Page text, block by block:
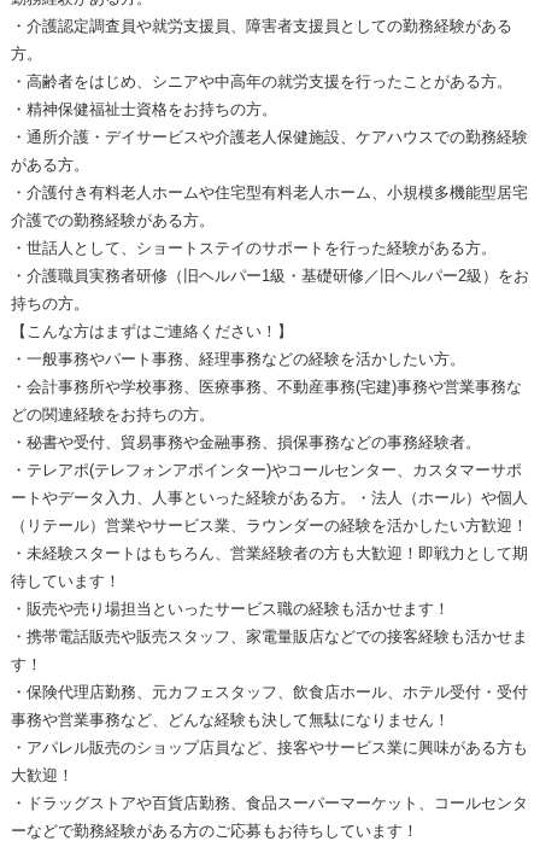
・介護認定調査員や就労支援員、障害者支援員としての勤務経験がある
方。
・高齢者をはじめ、シニアや中高年の就労支援を行ったことがある方。
・精神保健福祉士資格をお持ちの方。
・通所介護・デイサービスや介護老人保健施設、ケアハウスでの勤務経験
がある方。
・介護付き有料老人ホームや住宅型有料老人ホーム、小規模多機能型居宅
介護での勤務経験がある方。
・世話人として、ショートステイのサポートを行った経験がある方。
・介護職員実務者研修（旧ヘルパー1級・基礎研修／旧ヘルパー2級）をお
持ちの方。
【こんな方はまずはご連絡ください！】
・一般事務やパート事務、経理事務などの経験を活かしたい方。
・会計事務所や学校事務、医療事務、不動産事務(宅建)事務や営業事務な
どの関連経験をお持ちの方。
・秘書や受付、貿易事務や金融事務、損保事務などの事務経験者。
・テレアポ(テレフォンアポインター)やコールセンター、カスタマーサポ
ートやデータ入力、人事といった経験がある方。・法人（ホール）や個人
（リテール）営業やサービス業、ラウンダーの経験を活かしたい方歓迎！
・未経験スタートはもちろん、営業経験者の方も大歓迎！即戦力として期
待しています！
・販売や売り場担当といったサービス職の経験も活かせます！
・携帯電話販売や販売スタッフ、家電量販店などでの接客経験も活かせま
す！
・保険代理店勤務、元カフェスタッフ、飲食店ホール、ホテル受付・受付
事務や営業事務など、どんな経験も決して無駄になりません！
・アパレル販売のショップ店員など、接客やサービス業に興味がある方も
大歓迎！
・ドラッグストアや百貨店勤務、食品スーパーマーケット、コールセンタ
ーなどで勤務経験がある方のご応募もお待ちしています！